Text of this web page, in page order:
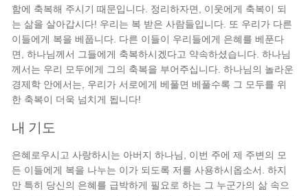
함에 축복해 주시기 때문입니다. 정리하자면, 이웃에게 축복이 되
는 삶을 살아갑시다! 우리는 복 받은 사람들입니다. 또 우리가 다른
이들에게 복을 베풉니다. 다른 이들이 우리들에게 은혜를 베푼다
면, 하나님께서 그들에게 축복하시겠다고 약속하셨습니다. 하나님
께서는 우리 모두에게 그의 축복을 부어주십니다. 하나님의 놀라운
경제학 안에서는, 우리가 서로에게 베풀면 베풀수록 그 모두를 위
한 축복이 더욱 넘치게 됩니다!
내 기도
은혜로우시고 사랑하시는 아버지 하나님, 이번 주에 제 주변의 모
든 이들에게 복을 나누는 이가 되도록 저를 사용하시옵소서. 하지
만 특히 당신의 은혜를 급박하게 필요로 하는 그 누군가의 삶 속으